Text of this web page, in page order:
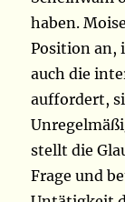
haben.
Position an,
auch die
auffordert,
stellt die
Frage und